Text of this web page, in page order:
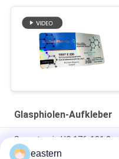
Glasphiolen-Aufkleber
Somatropin HG 176-191 2
Etiketten
eastern